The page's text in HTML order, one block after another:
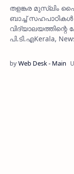
തളങ്കര മുസ്ലിം
ബാച്ച്
പി.ടി.എKerala,